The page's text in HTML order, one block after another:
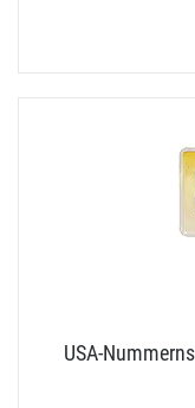
USA-​